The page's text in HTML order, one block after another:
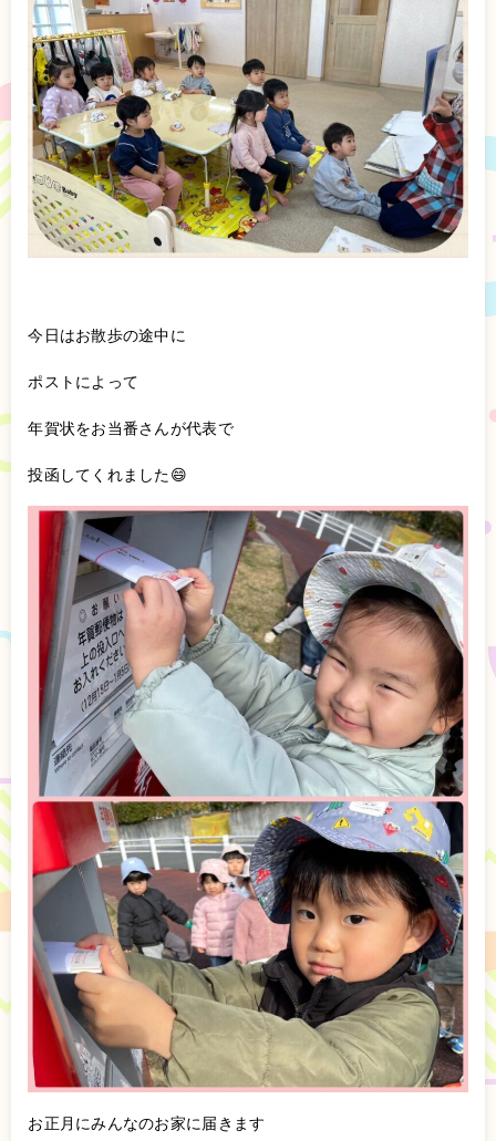
今日はお散歩の途中に
ポストによって
年賀状をお当番さんが代表で
投函してくれました😄
お正月にみんなのお家に届きます